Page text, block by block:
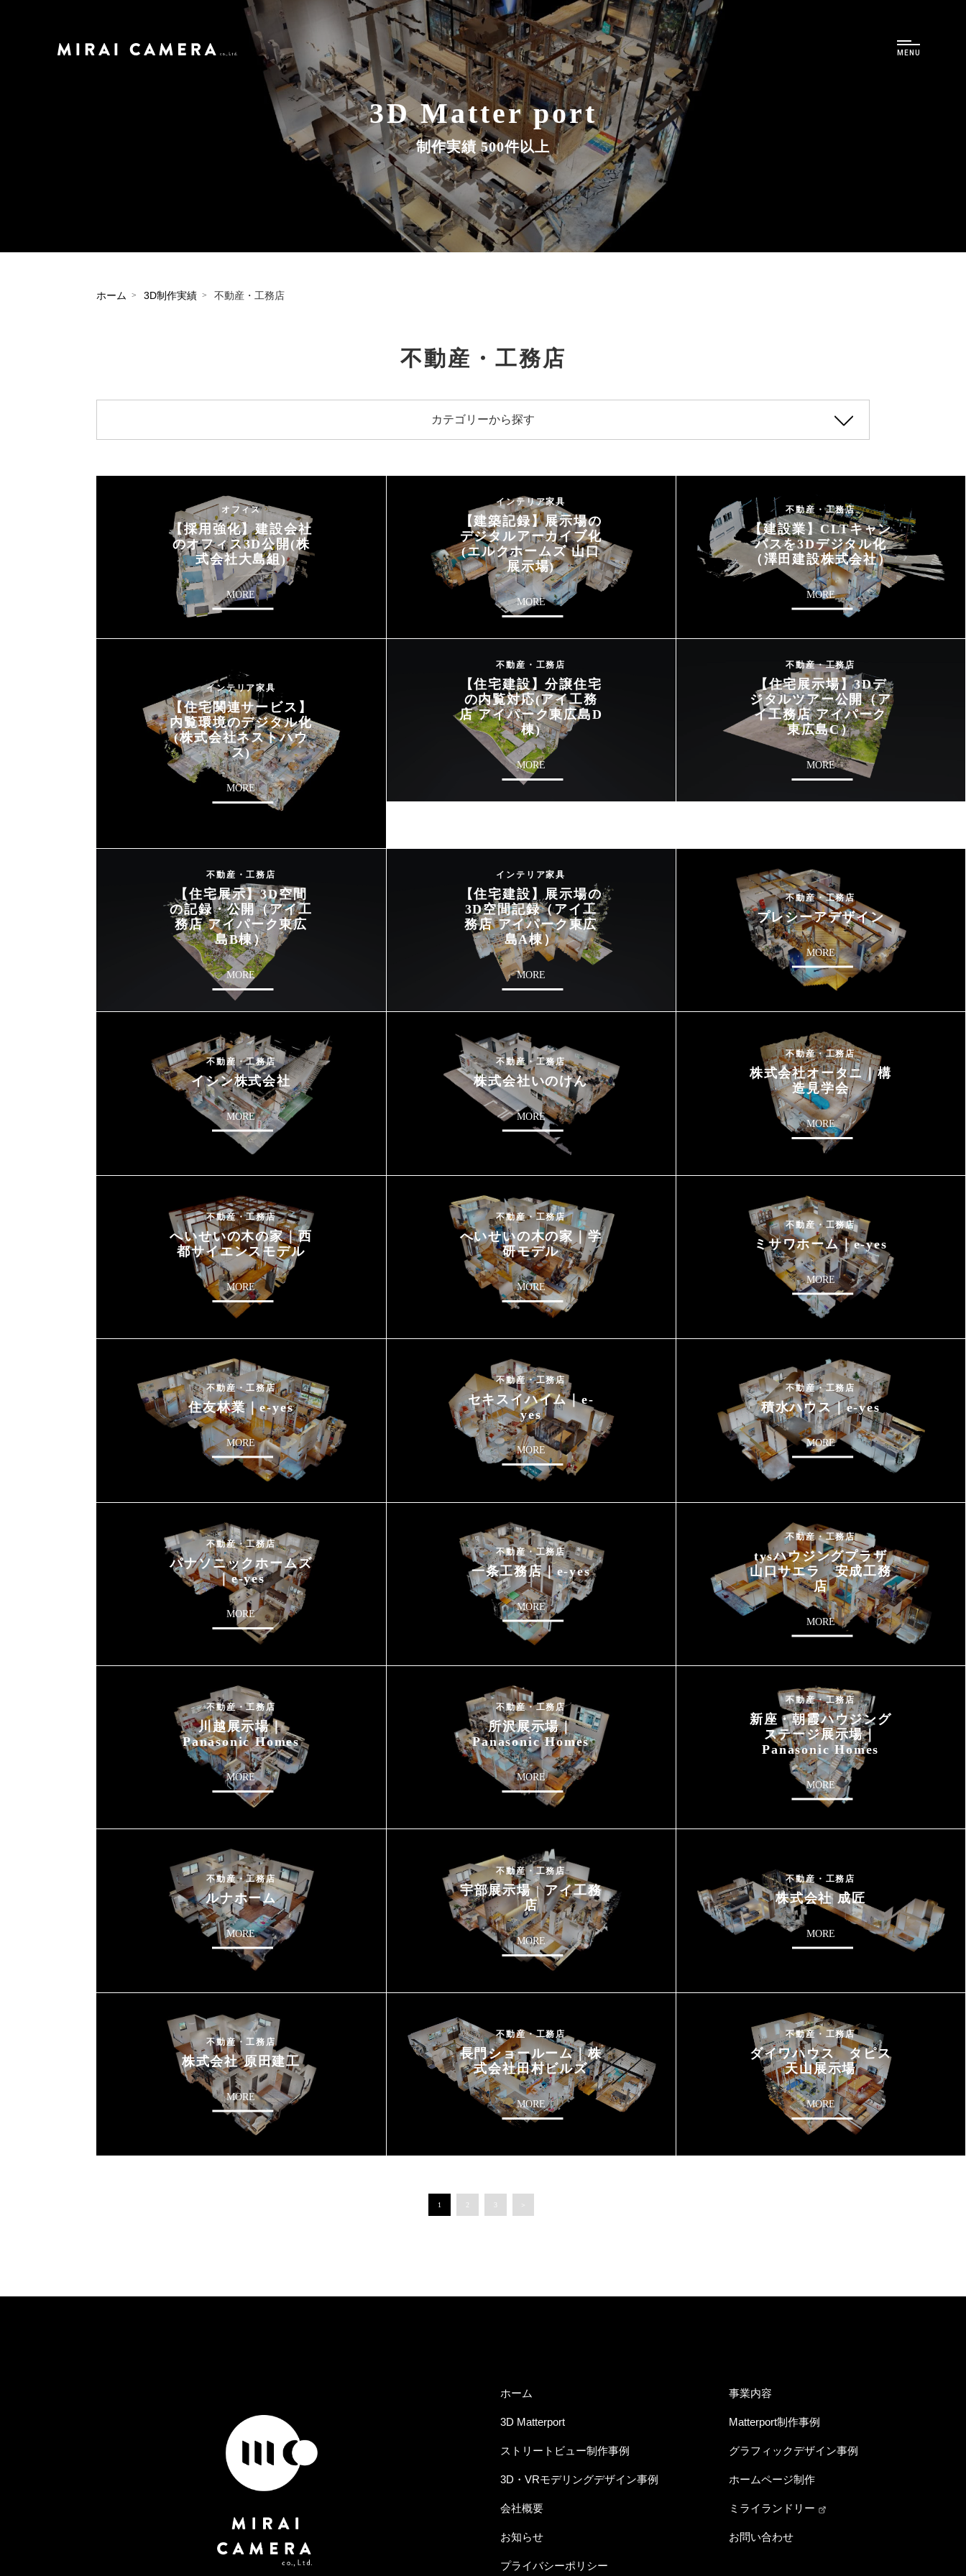
3D Matter port
制作実績 500件以上
ホーム 3D制作実績 不動産・工務店
不動産・工務店
カテゴリーから探す
オフィス
【採用強化】建設会社
のオフィス3D公開(株
式会社大島組)
MORE
インテリア家具
【建築記録】展示場の
デジタルアーカイブ化
(エルクホームズ 山口
展示場)
MORE
不動産・工務店
【建設業】CLTキャン
パスを3Dデジタル化
（澤田建設株式会社）
MORE
インテリア家具
【住宅関連サービス】
内覧環境のデジタル化
(株式会社ネストハウ
ス)
MORE
不動産・工務店
【住宅建設】分譲住宅
の内覧対応(アイ工務
店 アイパーク東広島D
棟)
MORE
不動産・工務店
【住宅展示場】3Dデ
ジタルツアー公開（ア
イ工務店 アイパーク
東広島C）
MORE
不動産・工務店
【住宅展示】3D空間
の記録・公開（アイ工
務店 アイパーク東広
島B棟）
MORE
インテリア家具
【住宅建設】展示場の
3D空間記録（アイ工
務店 アイパーク東広
島A棟）
MORE
不動産・工務店
プレシーアデザイン
MORE
不動産・工務店
イシン株式会社
MORE
不動産・工務店
株式会社いのけん
MORE
不動産・工務店
株式会社オータニ｜構
造見学会
MORE
不動産・工務店
へいせいの木の家｜西
都サイエンスモデル
MORE
不動産・工務店
へいせいの木の家｜学
研モデル
MORE
不動産・工務店
ミサワホーム｜e-yes
MORE
不動産・工務店
住友林業｜e-yes
MORE
不動産・工務店
セキスイハイム｜e-
yes
MORE
不動産・工務店
積水ハウス｜e-yes
MORE
不動産・工務店
パナソニックホームズ
｜e-yes
MORE
不動産・工務店
一条工務店｜e-yes
MORE
不動産・工務店
tysハウジングプラザ
山口サエラ 安成工務
店
MORE
不動産・工務店
川越展示場｜
Panasonic Homes
MORE
不動産・工務店
所沢展示場｜
Panasonic Homes
MORE
不動産・工務店
新座・朝霞ハウジング
ステージ展示場｜
Panasonic Homes
MORE
不動産・工務店
ルナホーム
MORE
不動産・工務店
宇部展示場 | アイ工務
店
MORE
不動産・工務店
株式会社 成匠
MORE
不動産・工務店
株式会社 原田建工
MORE
不動産・工務店
長門ショールーム｜株
式会社田村ビルズ
MORE
不動産・工務店
ダイワハウス タピス
天山展示場
MORE
1 2 3
ホーム 事業内容
3D Matterport Matterport制作事例
ストリートビュー制作事例 グラフィックデザイン事例
3D・VRモデリングデザイン事例 ホームページ制作
会社概要 ミライランドリー
お知らせ お問い合わせ
プライバシーポリシー